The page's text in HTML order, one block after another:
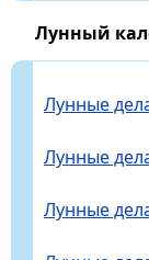
Лунный
Лунные
Лунные
Лунные